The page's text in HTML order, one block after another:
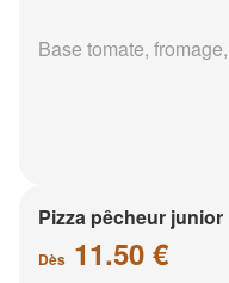
Base tomate,
Pizza pêcheur junior
Dès 11.50 €